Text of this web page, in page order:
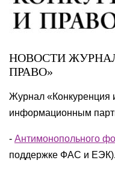
НОВОСТИ
ПРАВО»
Журнал «Конкуренция
информационным
- Антимонопольного
поддержке ФАС и ЕЭК).